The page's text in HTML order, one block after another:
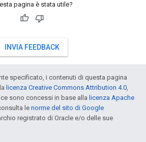
pagina è stata utile?
INVIA FEEDBACK
specificato, i contenuti di questa pagina
licenza Creative Commons Attribution 4.0,
sono concessi in base alla licenza Apache
le norme del sito di Google
registrato di Oracle e/o delle sue